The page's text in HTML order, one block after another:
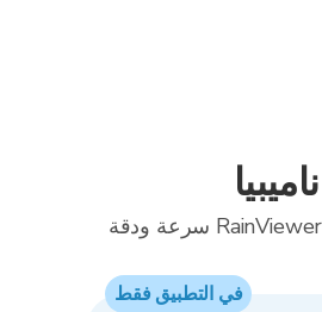
خريطة الرادار المباشرة هذه مجرد معاينة. يوفر تطبيق RainViewer سرعة ودقة
في التطبيق فقط